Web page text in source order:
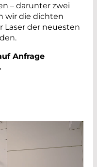
– darunter zwei
wir die dichten
Laser der neuesten
Anfrage